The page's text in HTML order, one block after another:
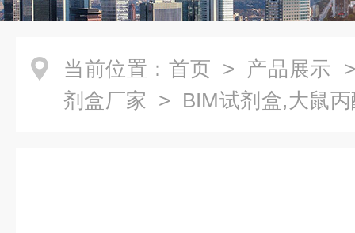
当前位置： 首页 > 产品展示
剂盒厂家 > BIM试剂盒,大鼠